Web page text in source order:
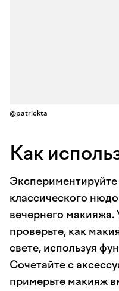
@patrickta
Как
классического
вечернего
проверьте, как
свете, используя
Сочетайте с
примерьте макияж